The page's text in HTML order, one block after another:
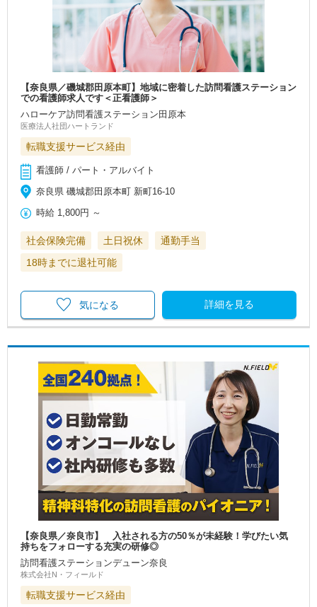
【奈良県／磯城郡田原本町】地域に密着した訪問看護ステーション
での看護師求人です＜正看護師＞
ハローケア訪問看護ステーション田原本
医療法人社団ハートランド
転職支援サービス経由
看護師 / パート・アルバイト
奈良県 磯城郡田原本町 新町16-10
時給 1,800円 ～
社会保険完備 土日祝休
通勤手当
18時までに退社可能
詳細を見る
気になる
【奈良県／奈良市】 入社される方の50％が未経験！学びたい気
持ちをフォローする充実の研修◎
訪問看護ステーションデューン奈良
株式会社N・フィールド
転職支援サービス経由